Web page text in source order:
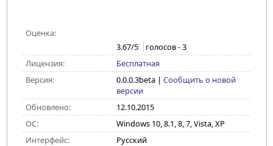
Оценка:
3.67/5 голосов -3
Лицензия:
Бесплатная
Версия:
0.0.0.3beta| Сообщить о новой
версии
Обновлено:
12.10.2015
ОС:
Windows 10, 8.1, 8, 7, Vista, XP
Интерфейс:
Русский